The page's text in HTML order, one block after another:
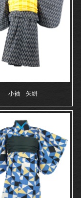
小袖 矢絣